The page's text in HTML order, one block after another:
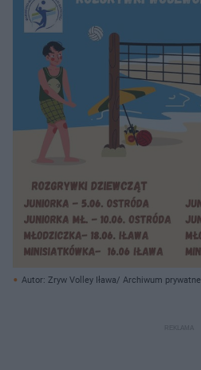
Autor: Zryw Volley Iława/ Archiwum prywatne